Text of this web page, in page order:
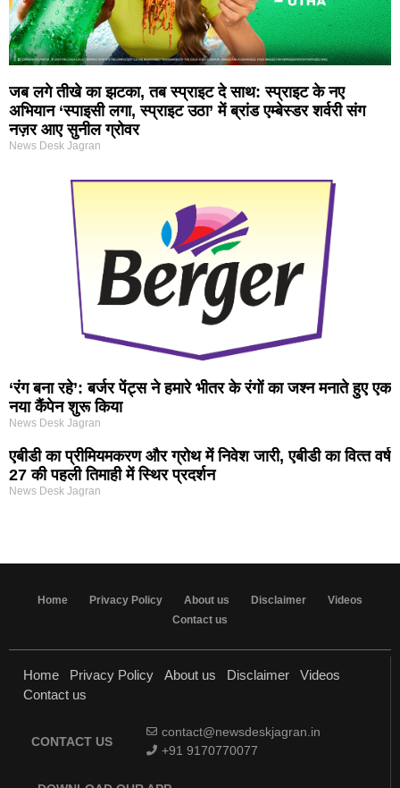
जब लगे तीखे का झटका, तब स्प्राइट दे साथ: स्प्राइट के नए
अभियान ‘स्पाइसी लगा, स्प्राइट उठा’ में ब्रांड एम्बेस्डर शर्वरी संग
नज़र आए सुनील ग्रोवर
News Desk Jagran
‘रंग बना रहे’: बर्जर पेंट्स ने हमारे भीतर के रंगों का जश्न मनाते हुए एक
नया कैंपेन शुरू किया
News Desk Jagran
एबीडी का प्रीमियमकरण और ग्रोथ में निवेश जारी, एबीडी का वित्‍त वर्ष
27 की पहली तिमाही में स्थिर प्रदर्शन
News Desk Jagran
Home Privacy Policy About us Disclaimer
Videos
Contact us
Home Privacy Policy About us Disclaimer
Videos
Contact us
CONTACT US
contact@newsdeskjagran.in
+91 9170770077